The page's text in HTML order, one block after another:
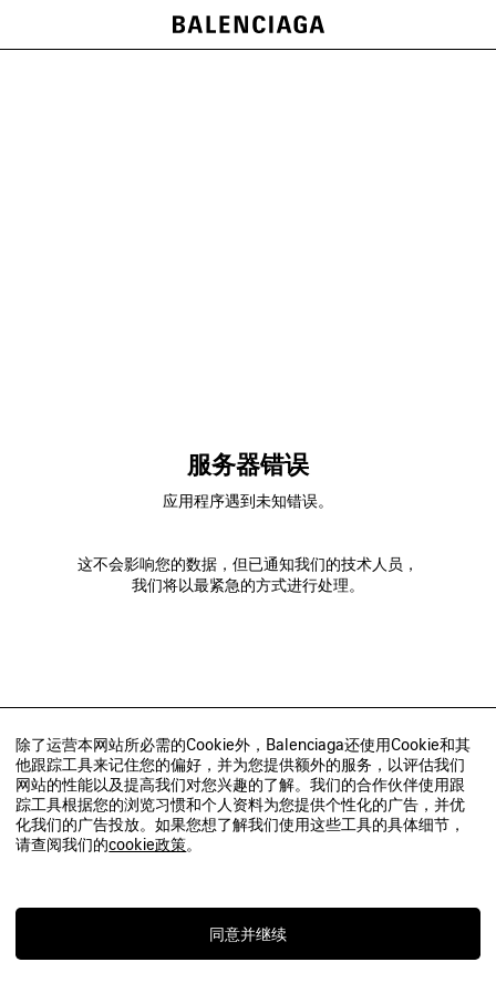
除了运营本网站所必需的Cookie外，Balenciaga还使用Cookie和其
他跟踪工具来记住您的偏好，并为您提供额外的服务，以评估我们
网站的性能以及提高我们对您兴趣的了解。我们的合作伙伴使用跟
踪工具根据您的浏览习惯和个人资料为您提供个性化的广告，并优
化我们的广告投放。如果您想了解我们使用这些工具的具体细节，
请查阅我们的cookie政策。
同意并继续
服务器错误
应用程序遇到未知错误。
这不会影响您的数据，但已通知我们的技术人员，
我们将以最紧急的方式进行处理。